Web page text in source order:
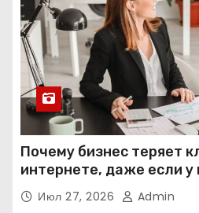
Почему бизнес теряет
интернете, даже если у
Июл 27, 2026 Admin